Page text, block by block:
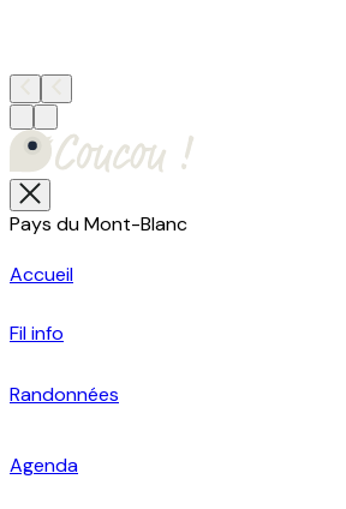
Pays du Mont-Blanc
Accueil
Fil info
Randonnées
Agenda